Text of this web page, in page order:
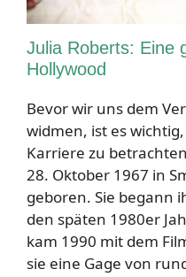
Julia Roberts: Eine
Hollywood
Bevor wir uns dem
widmen, ist es
Karriere zu
28. Oktober 1967 in
geboren. Sie begann
den späten 1980er
kam 1990 mit dem
sie eine Gage von